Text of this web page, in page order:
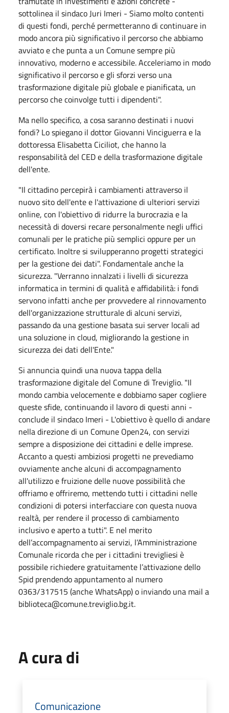
sottolinea il sindaco Juri Imeri - Siamo molto contenti
di questi fondi, perché permetteranno di continuare in
modo ancora più significativo il percorso che abbiamo
avviato e che punta a un Comune sempre più
innovativo, moderno e accessibile. Acceleriamo in modo
significativo il percorso e gli sforzi verso una
trasformazione digitale più globale e pianificata, un
percorso che coinvolge tutti i dipendenti".
Ma nello specifico, a cosa saranno destinati i nuovi
fondi? Lo spiegano il dottor Giovanni Vinciguerra e la
dottoressa Elisabetta Ciciliot, che hanno la
responsabilità del CED e della trasformazione digitale
dell'ente.
"Il cittadino percepirà i cambiamenti attraverso il
nuovo sito dell'ente e l'attivazione di ulteriori servizi
online, con l'obiettivo di ridurre la burocrazia e la
necessità di doversi recare personalmente negli uffici
comunali per le pratiche più semplici oppure per un
certificato. Inoltre si svilupperanno progetti strategici
per la gestione dei dati". Fondamentale anche la
sicurezza. "Verranno innalzati i livelli di sicurezza
informatica in termini di qualità e affidabilità: i fondi
servono infatti anche per provvedere al rinnovamento
dell'organizzazione strutturale di alcuni servizi,
passando da una gestione basata sui server locali ad
una soluzione in cloud, migliorando la gestione in
sicurezza dei dati dell'Ente."
Si annuncia quindi una nuova tappa della
trasformazione digitale del Comune di Treviglio. "Il
mondo cambia velocemente e dobbiamo saper cogliere
queste sfide, continuando il lavoro di questi anni -
conclude il sindaco Imeri - L'obiettivo è quello di andare
nella direzione di un Comune Open24, con servizi
sempre a disposizione dei cittadini e delle imprese.
Accanto a questi ambiziosi progetti ne prevediamo
ovviamente anche alcuni di accompagnamento
all'utilizzo e fruizione delle nuove possibilità che
offriamo e offriremo, mettendo tutti i cittadini nelle
condizioni di potersi interfacciare con questa nuova
realtà, per rendere il processo di cambiamento
inclusivo e aperto a tutti". E nel merito
dell’accompagnamento ai servizi, l’Amministrazione
Comunale ricorda che per i cittadini trevigliesi è
possibile richiedere gratuitamente l’attivazione dello
Spid prendendo appuntamento al numero
0363/317515 (anche WhatsApp) o inviando una mail a
biblioteca@comune.treviglio.bg.it.
A cura di
Comunicazione